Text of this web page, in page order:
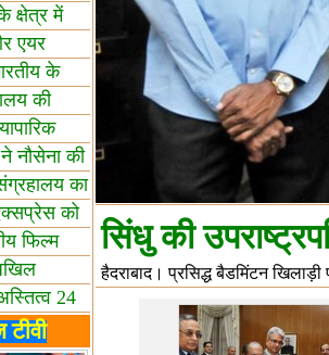
क्षेत्र में
एयर
के
की
नौसेना की
का
को
फिल्म
24
एक
सिंधु की
हैदराबाद। प्रसिद्ध बैडमिंटन